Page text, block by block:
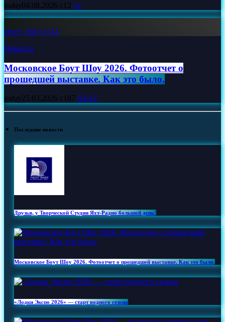
today04.08.2026 12
insert_link 3 14
Новости
Московское Боут Шоу 2026. Фотоотчет о
прошедшей выставке. Как это было.
today25.03.2026 187 14 3
Последние новости
Друзья, у Творческой Студии Яхт‑Радио большой день!
Московское Боут Шоу 2026. Фотоотчет о прошедшей выставке. Как это было.
«Лодки Экспо 2026» — старт водного сезона